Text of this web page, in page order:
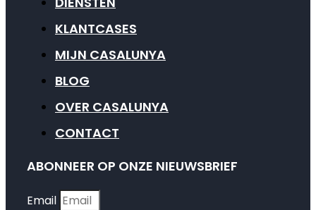
KLANTCASES
MIJN CASALUNYA
BLOG
OVER CASALUNYA
CONTACT
ABONNEER OP ONZE NIEUWSBRIEF
Email